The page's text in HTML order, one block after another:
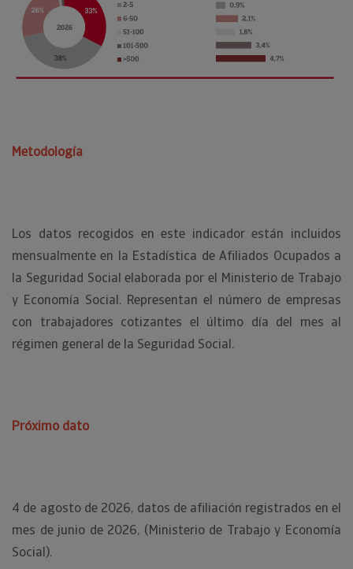
Metodología
Los datos recogidos en este indicador están incluidos
mensualmente en la Estadística de Afiliados Ocupados a
la Seguridad Social elaborada por el Ministerio de Trabajo
y Economía Social. Representan el número de empresas
con trabajadores cotizantes el último día del mes al
régimen general de la Seguridad Social.
Próximo dato
4 de agosto de 2026, datos de afiliación registrados en el
mes de junio de 2026, (Ministerio de Trabajo y Economía
Social).